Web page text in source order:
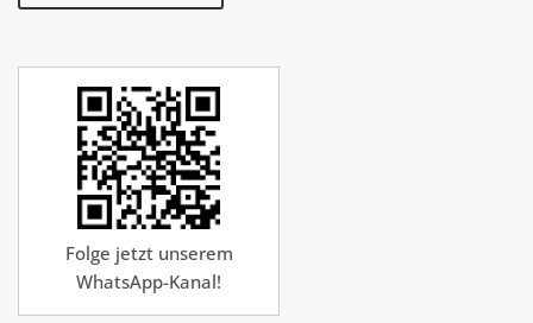
Folge jetzt unserem
WhatsApp-Kanal!